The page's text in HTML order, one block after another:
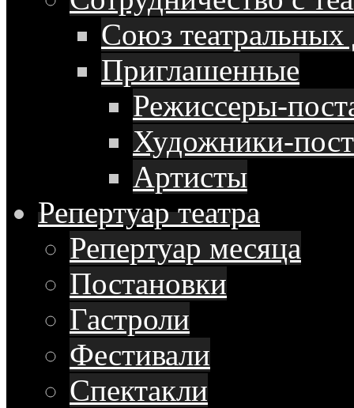
Союз театральных
Приглашенные
Режиссеры-
Художники-
Артисты
Репертуартеатра
Репертуар месяца
Постановки
Гастроли
Фестивали
Спектакли